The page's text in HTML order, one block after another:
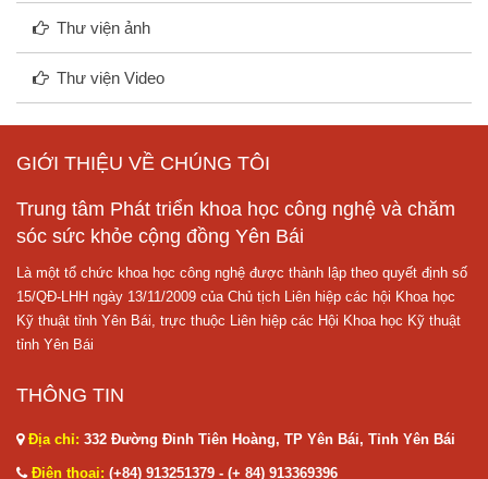
Thư viện ảnh
Thư viện Video
GIỚI THIỆU VỀ CHÚNG TÔI
Trung tâm Phát triển khoa học công nghệ và chăm
sóc sức khỏe cộng đồng Yên Bái
Là một tổ chức khoa học công nghệ được thành lập theo quyết định số
15/QĐ-LHH ngày 13/11/2009 của Chủ tịch Liên hiệp các hội Khoa học
Kỹ thuật tỉnh Yên Bái, trực thuộc Liên hiệp các Hội Khoa học Kỹ thuật
tỉnh Yên Bái
THÔNG TIN
Địa chỉ: 332 Đường Đinh Tiên Hoàng, TP Yên Bái, Tỉnh Yên Bái
Điện thoại: (+84) 913251379 - (+ 84) 913369396